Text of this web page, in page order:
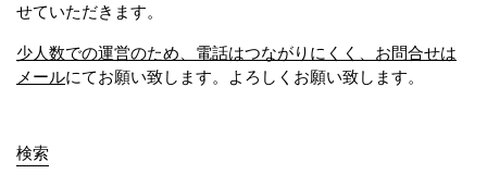
せていただきます。
少人数での運営のため、電話はつながりにくく、お問合せは
メールにてお願い致します。よろしくお願い致します。
検索